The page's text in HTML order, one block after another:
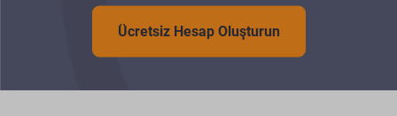
Ücretsiz Hesap Oluşturun